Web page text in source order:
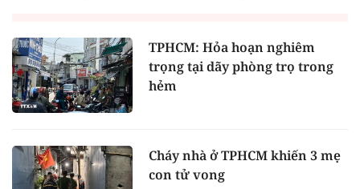
TPHCM: Hỏa hoạn nghiêm
trọng tại dãy phòng trọ trong
hẻm
Cháy nhà ở TPHCM khiến 3 mẹ
con tử vong